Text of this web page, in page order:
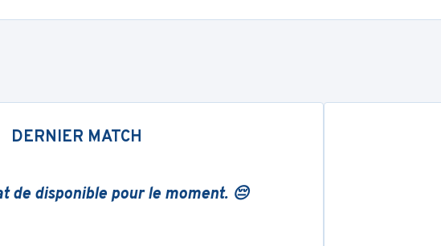
DERNIER MATCH
de disponible pour le moment. 😔